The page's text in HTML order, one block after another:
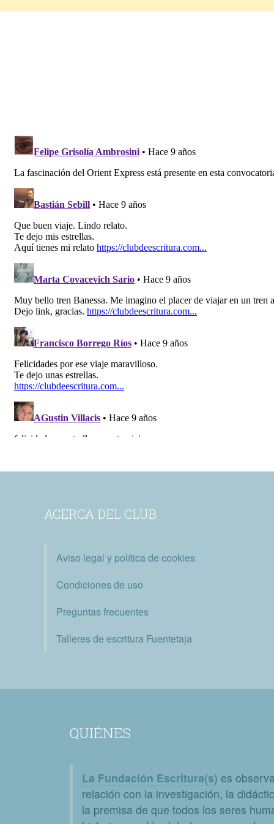
ACERCA DEL CLUB
Aviso legal y política de cookies
Condiciones de uso
Preguntas frecuentes
Talleres de escritura Fuentetaja
QUIÉNES
La Fundación Escritura(s) es
relación con la investigación, la
la premisa de que todos los seres